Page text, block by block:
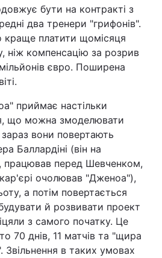
бути на контракті з
два тренери "грифонів".
краще платити щомісяця
ніж компенсацію за розрив
євро. Поширена
приймає настільки
що можна змоделювати
вони повертають
Баллардіні (він на
працював перед Шевченком,
очолював "Дженоа"),
а потім повертається
й розвивати проект
з самого початку. Це
70 днів, 11 матчів та "щира
Звільнення в таких умовах